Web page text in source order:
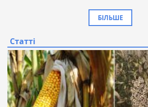
БІЛЬШЕ
Статті